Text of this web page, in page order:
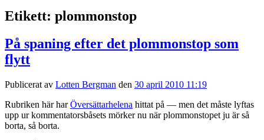
Etikett: plommonstop
På spaning efter det plommonstop som
flytt
Publicerat av Lotten Bergman den 30 april 2010 11:19
Rubriken här harÖversättarhelena hittat på — men det måste lyftas
upp ur kommentatorsbåsets mörker nu när plommonstopet ju är så
borta, så borta.